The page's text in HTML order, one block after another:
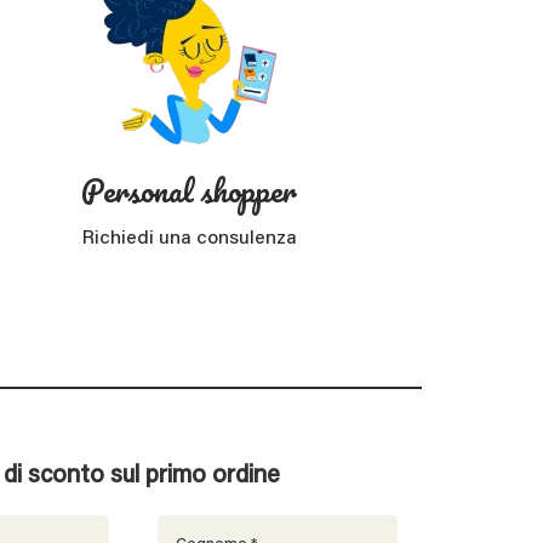
Personal shopper
Richiedi una consulenza
di sconto sul primo ordine